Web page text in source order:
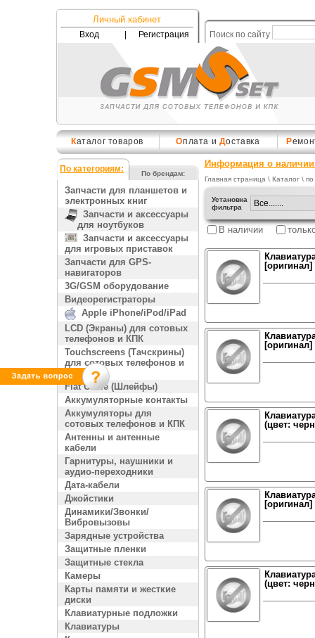
Личный кабинет
Вход Регистрация Поиск по сайту
Каталог товаров Оплата и Доставка Р
По категориям: По брендам:
Запчасти для планшетов и
электронных книг
Запчасти и аксессуары
для ноутбуков
Запчасти и аксессуары
для игровых приставок
Запчасти для GPS-
навигаторов
3G/GSM оборудование
Видеорегистраторы
Apple iPhone/iPod/iPad
LCD (Экраны) для сотовых
телефонов и КПК
Touchscreens (Тачскрины)
для сотовых телефонов и
КПК
Flat Cable (Шлейфы)
Аккумуляторные контакты
Аккумуляторы для
сотовых телефонов и КПК
Антенны и антенные
кабели
Гарнитуры, наушники и
аудио-переходники
Дата-кабели
Джойстики
Динамики/Звонки/
Вибровызовы
Зарядные устройства
Защитные пленки
Защитные стекла
Камеры
Карты памяти и жесткие
диски
Клавиатурные подложки
Клавиатуры
Информация о наличии
Главная страница \ Каталог\ по
Установка
фильтра
В наличии
[оригинал]
[оригинал]
(цвет:
[оригинал]
(цвет: